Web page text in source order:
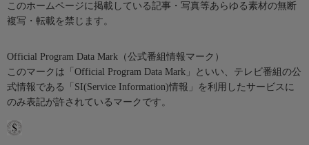
このホームページに掲載している記事・写真等あらゆる素材の無断
複写・転載を禁じます。
Official Program Data Mark（公式番組情報マーク）
このマークは「Official Program Data Mark」といい、テレビ番組の公
式情報である「SI(Service Information)情報」を利用したサービスに
のみ表記が許されているマークです。